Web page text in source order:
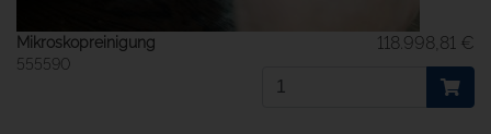
Mikroskopreinigung
555590
118.998,81 €